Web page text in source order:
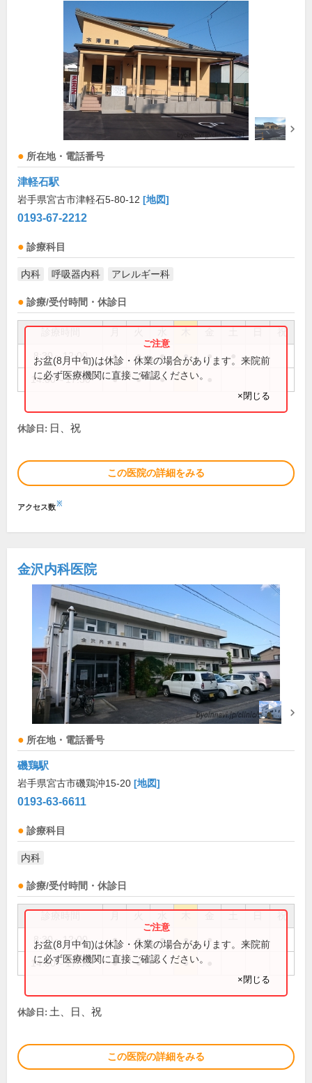
所在地・電話番号
津軽石駅
岩手県宮古市津軽石5-80-12 [地図]
0193-67-2212
診療科目
内科 呼吸器内科 アレルギー科
診療/受付時間・休診日
祝
8:30～12:00 ● ● ● ● ●
14:00～17:30 ● ● ●
お盆(8月中旬)は休診・休業の場合があります。来院前
に必ず医療機関に直接ご確認ください。
×閉じる
休診日: 日、祝
この医院の詳細をみる
アクセス数※
金沢内科医院
所在地・電話番号
磯鶏駅
岩手県宮古市磯鶏沖15-20 [地図]
0193-63-6611
診療科目
内科
診療/受付時間・休診日
祝
8:30～12:00 ● ● ● ● ●
14:00～17:30 ● ● ●
お盆(8月中旬)は休診・休業の場合があります。来院前
に必ず医療機関に直接ご確認ください。
×閉じる
休診日: 土、日、祝
この医院の詳細をみる